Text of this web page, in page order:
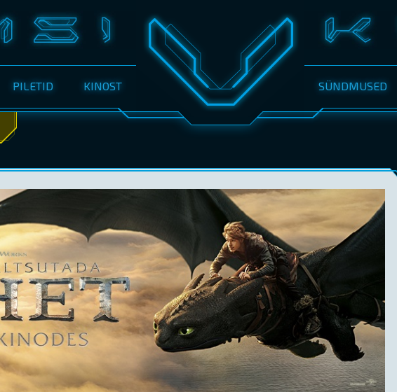
PILETID KINOST SÜNDMUSED